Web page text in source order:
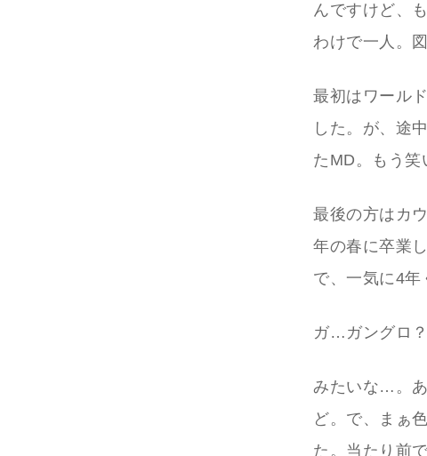
んですけど、
わけで一人。
最初はワール
した。が、途
たMD。もう笑
最後の方はカ
年の春に卒業
で、一気に4年
ガ…ガングロ
みたいな…。
ど。で、まぁ
た。当たり前